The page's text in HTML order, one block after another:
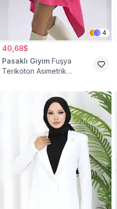
4
40,68$
Pasaklı Giyim Fuşya
Terikoton Asimetrik